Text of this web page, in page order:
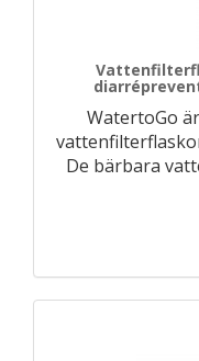
WatertoGo
De bärbara